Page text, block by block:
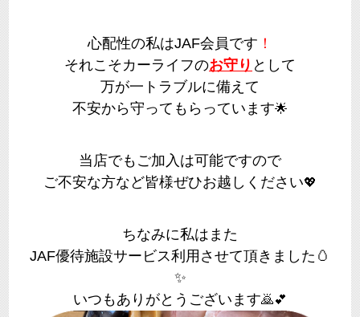
心配性の私はJAF会員です ！
それこそカーライフのお守り として
万が一トラブルに備えて
不安から守ってもらっています🌟
当店でもご加入は可能ですので
ご不安な方など皆様ぜひお越しください💖
ちなみに私はまた
JAF優待施設サービス利用させて頂きました🥚
✨
いつもありがとうございます🙇💕